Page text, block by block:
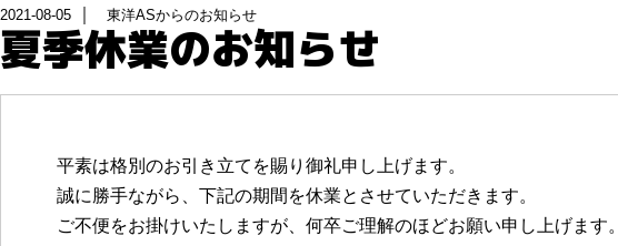
2021-08-05｜ 東洋ASからのお知らせ
夏季休業のお知らせ
平素は格別のお引き立てを賜り御礼申し上げます。
誠に勝手ながら、下記の期間を休業とさせていただきます。
ご不便をお掛けいたしますが、何卒ご理解のほどお願い申し上げます。